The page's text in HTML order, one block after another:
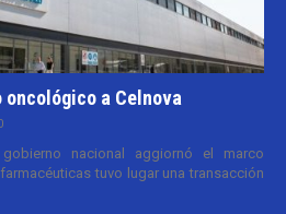
a Celnova
nacional aggiornó el marco
tuvo lugar una transacción